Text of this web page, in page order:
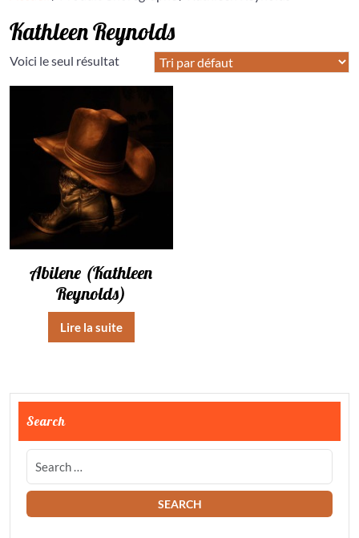
Kathleen Reynolds
Voici le seul résultat
Abilene (Kathleen
Reynolds)
Lire la suite
Search